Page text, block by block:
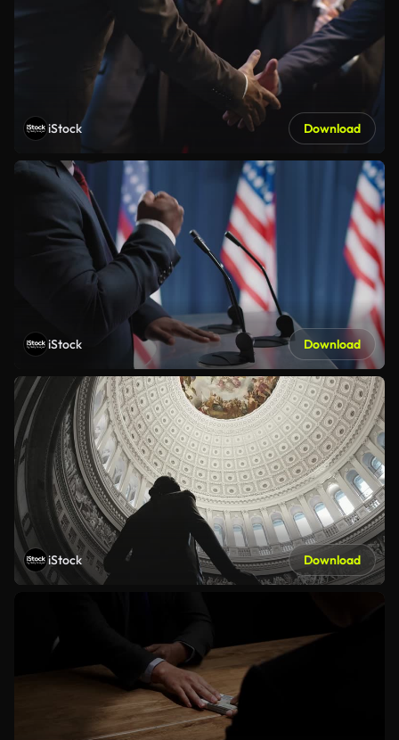
iStock Download
iStock Download
iStock Download